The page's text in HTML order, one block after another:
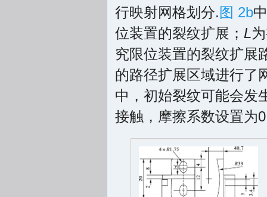
行映射网格划分.图 2b中
位装置的裂纹扩展； L
究限位装置的裂纹扩展
的路径扩展区域进行了
中，初始裂纹可能会发
接触，摩擦系数设置为